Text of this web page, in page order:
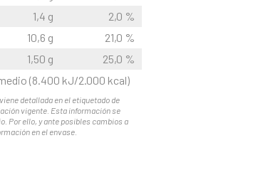
1,4 g
2,0 %
10,6 g
21,0 %
1,50 g
25,0 %
(8.400 kJ/2.000 kcal)
detallada en el etiquetado de
vigente. Esta información se
Por ello, y ante posibles cambios a
en el envase.